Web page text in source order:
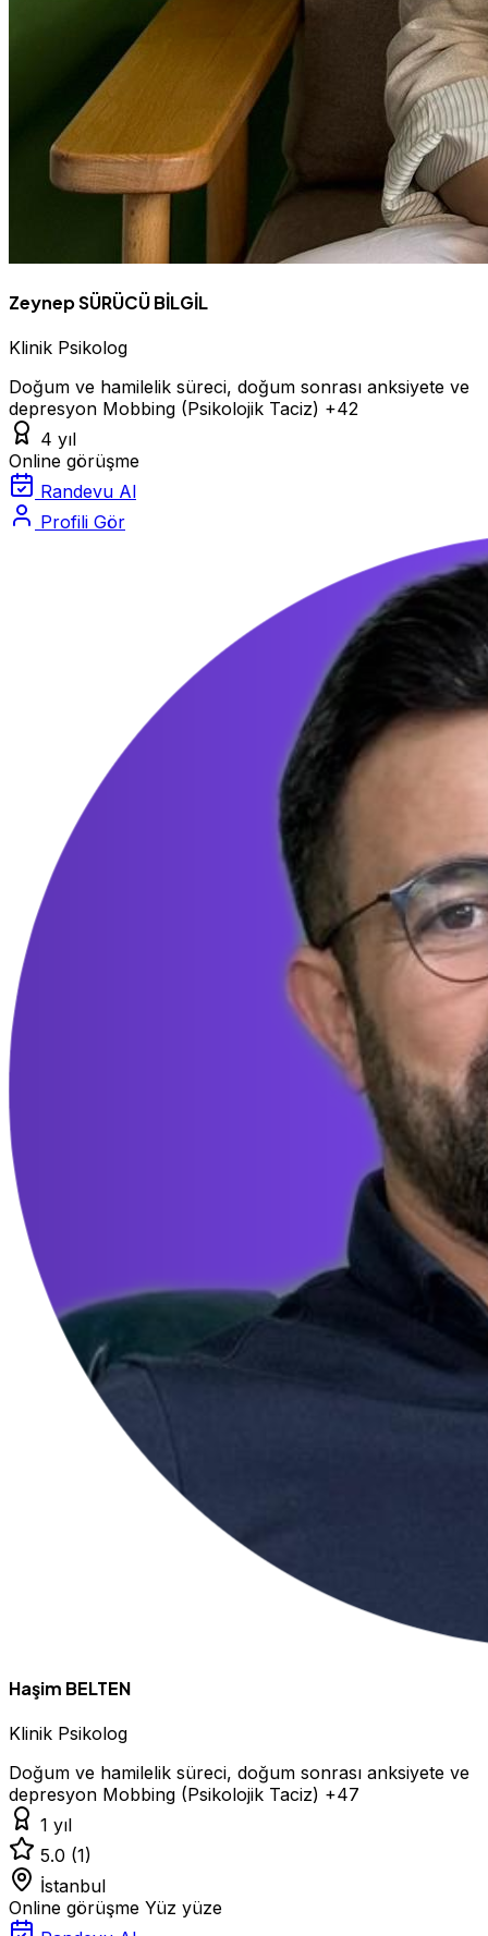
Zeynep SÜRÜCÜ BİLGİL
Klinik Psikolog
Doğum ve hamilelik süreci, doğum sonrası anksiyete ve
depresyon Mobbing (Psikolojik Taciz) +42
4 yıl
Online görüşme
Randevu Al
Profili Gör
Haşim BELTEN
Klinik Psikolog
Doğum ve hamilelik süreci, doğum sonrası anksiyete ve
depresyon Mobbing (Psikolojik Taciz) +47
1 yıl
5.0 (1)
İstanbul
Online görüşme Yüz yüze